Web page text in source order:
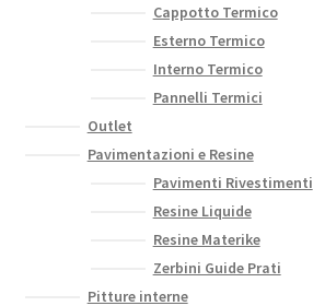
Cappotto Termico
Esterno Termico
Interno Termico
Pannelli Termici
Outlet
Pavimentazioni e Resine
Pavimenti Rivestimenti
Resine Liquide
Resine Materike
Zerbini Guide Prati
Pitture interne